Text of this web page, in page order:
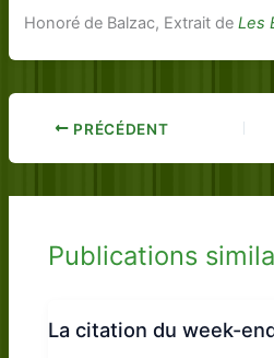
Honoré de Balzac, Extrait deLes
PRÉCÉDENT
Publications
La citation du week-